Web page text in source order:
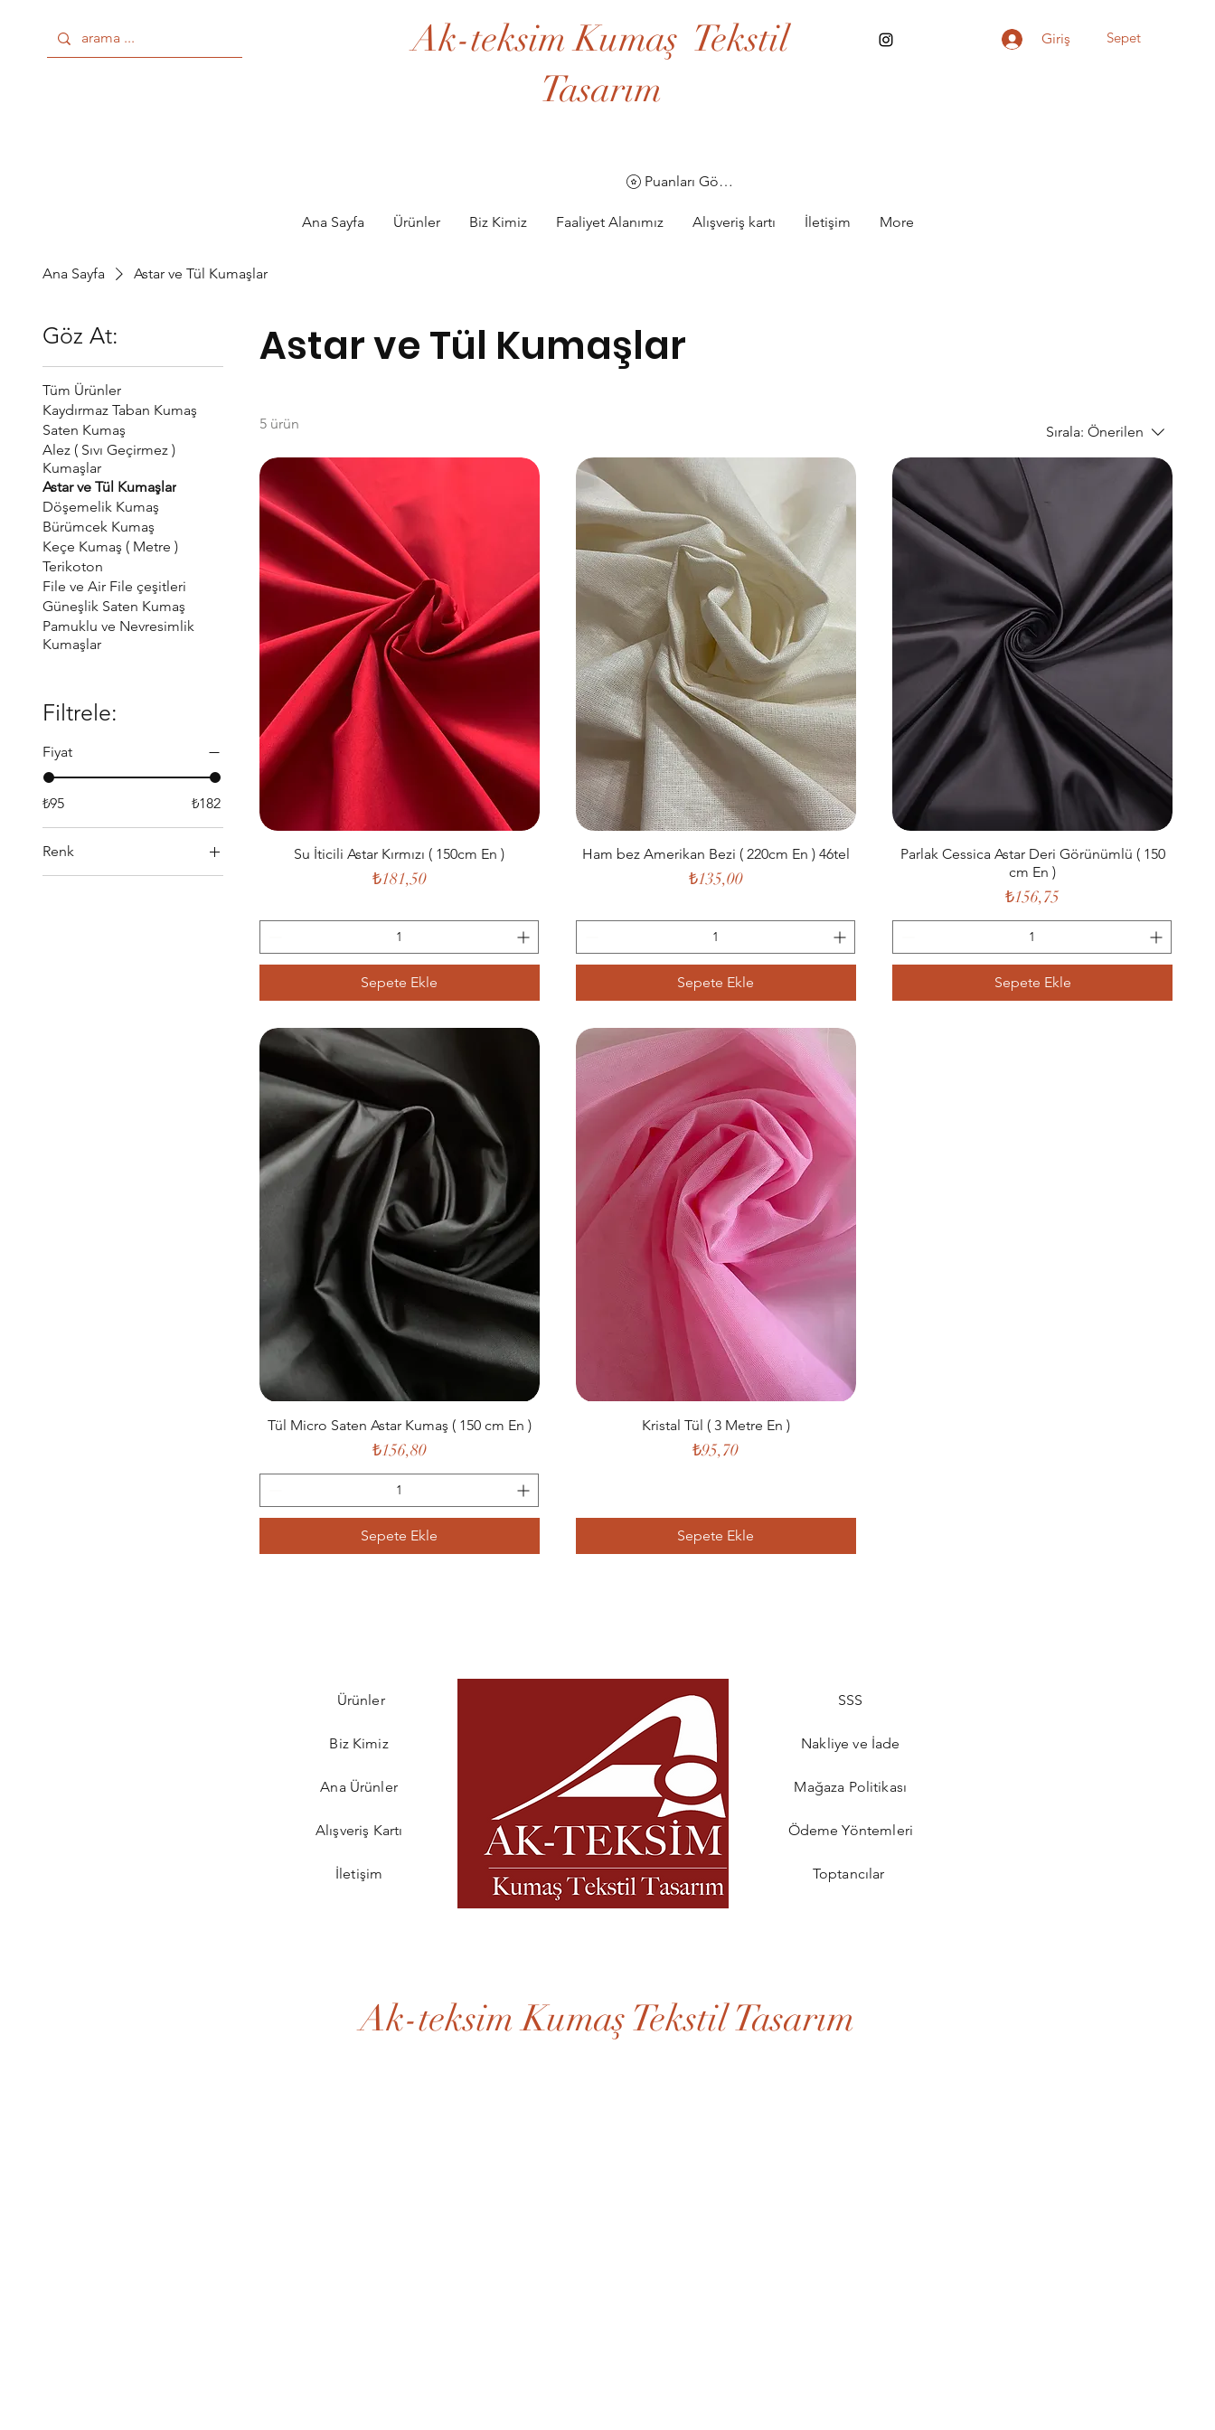
Ak-teksim Kumaş Tekstil
Tasarım
Giriş Sepet
Ana Sayfa Ürünler Biz Kimiz Faaliyet Alanımız Alışveriş kartı İletişim More
Puanları Görüntüle
Ana Sayfa Astar ve Tül Kumaşlar
Göz At:
Tüm Ürünler
Kaydırmaz Taban Kumaş
Saten Kumaş
Alez ( Sıvı Geçirmez )
Kumaşlar
Astar ve Tül Kumaşlar
Döşemelik Kumaş
Bürümcek Kumaş
Keçe Kumaş ( Metre )
Terikoton
File ve Air File çeşitleri
Güneşlik Saten Kumaş
Pamuklu ve Nevresimlik
Kumaşlar
Filtrele:
Fiyat
₺95 ₺182
Renk
Astar ve Tül Kumaşlar
5 ürün Sırala: Önerilen
Su İticili Astar Kırmızı ( 150cm En )
Fiyat
₺181,50
Sepete Ekle
Ham bez Amerikan Bezi ( 220cm En ) 46tel
Fiyat
₺135,00
Sepete Ekle
Parlak Cessica Astar Deri Görünümlü ( 150
cm En )
Fiyat
₺156,75
Sepete Ekle
Tül Micro Saten Astar Kumaş ( 150 cm En )
Fiyat
₺156,80
Sepete Ekle
Kristal Tül ( 3 Metre En )
Fiyat
₺95,70
Sepete Ekle
Ürünler
Biz Kimiz
Ana Ürünler
Alışveriş Kartı
İletişim
SSS
Nakliye ve İade
Mağaza Politikası
Ödeme Yöntemleri
Toptancılar
Ak-teksim Kumaş Tekstil Tasarım